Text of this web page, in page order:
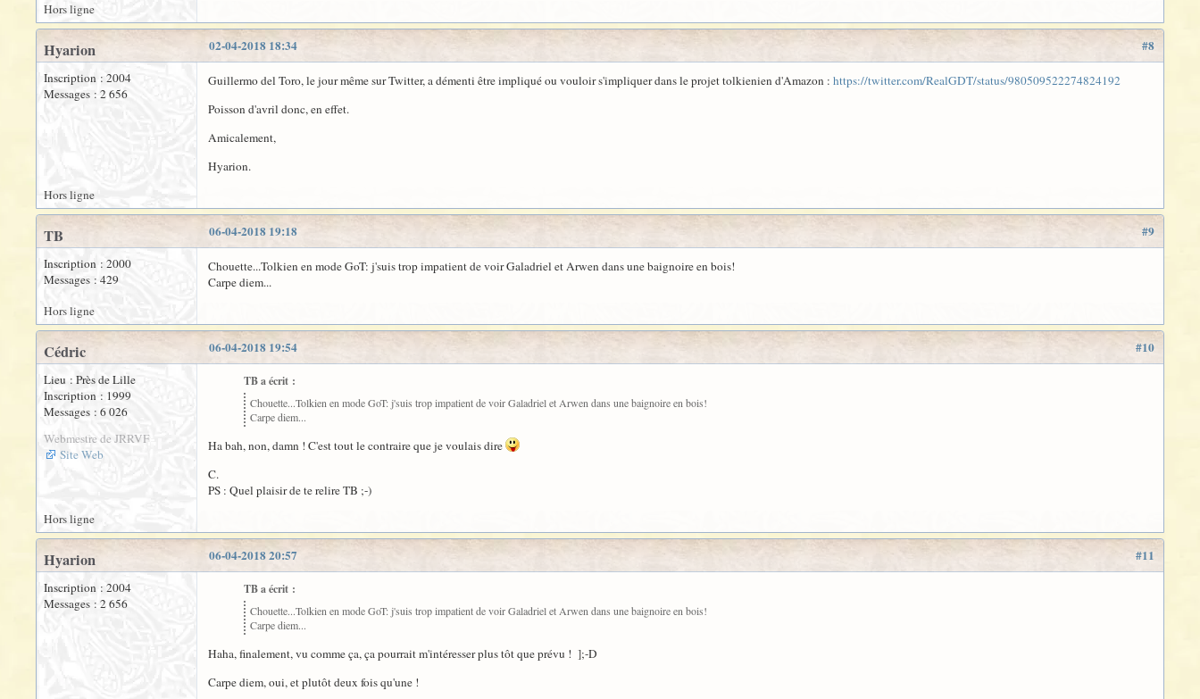
Hors ligne
#8
02-04-2018 18:34
Hyarion
Inscription : 2004
Messages : 2 656
Guillermo del Toro, le jour même sur Twitter, a démenti être impliqué ou vouloir s'impliquer dans le projet tolkienien d'Amazon : https://twitter.com/RealGDT/status/980509522274824192
Poisson d'avril donc, en effet.
Amicalement,
Hyarion.
Hors ligne
#9
06-04-2018 19:18
TB
Inscription : 2000
Messages : 429
Chouette...Tolkien en mode GoT: j'suis trop impatient de voir Galadriel et Arwen dans une baignoire en bois!
Carpe diem...
Hors ligne
#10
06-04-2018 19:54
Cédric
Lieu : Près de Lille
Inscription : 1999
Messages : 6 026
Webmestre de JRRVF
Site Web
TB a écrit :
Chouette...Tolkien en mode GoT: j'suis trop impatient de voir Galadriel et Arwen dans une baignoire en bois!
Carpe diem...
Ha bah, non, damn ! C'est tout le contraire que je voulais dire
C.
PS : Quel plaisir de te relire TB ;-)
Hors ligne
#11
06-04-2018 20:57
Hyarion
Inscription : 2004
Messages : 2 656
TB a écrit :
Chouette...Tolkien en mode GoT: j'suis trop impatient de voir Galadriel et Arwen dans une baignoire en bois!
Carpe diem...
Haha, finalement, vu comme ça, ça pourrait m'intéresser plus tôt que prévu ! ];-D
Carpe diem, oui, et plutôt deux fois qu'une !